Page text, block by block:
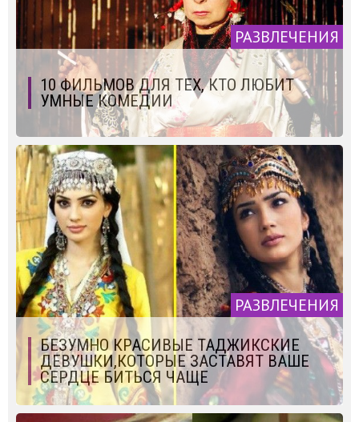
РАЗВЛЕЧЕНИЯ
10 ФИЛЬМОВ ДЛЯ ТЕХ, КТО ЛЮБИТ
УМНЫЕ КОМЕДИИ
РАЗВЛЕЧЕНИЯ
БЕЗУМНО КРАСИВЫЕ ТАДЖИКСКИЕ
ДЕВУШКИ,КОТОРЫЕ ЗАСТАВЯТ ВАШЕ
СЕРДЦЕ БИТЬСЯ ЧАЩЕ